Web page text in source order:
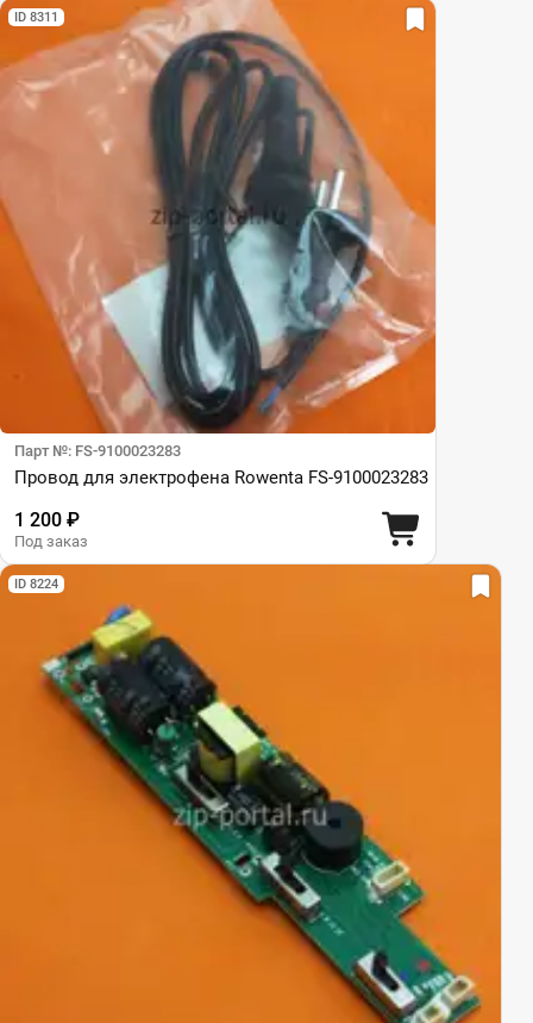
ID 8311
Парт №: FS-9100023283
Провод для электрофена Rowenta FS-9100023283
1 200 ₽
Под заказ
ID 8224